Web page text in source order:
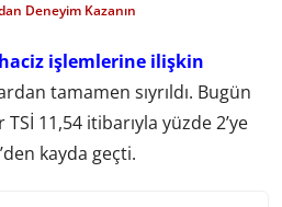
Deneyim Kazanın
haciz işlemlerine ilişkin
tamamen sıyrıldı. Bugün
11,54 itibarıyla yüzde 2’ye
kayda geçti.